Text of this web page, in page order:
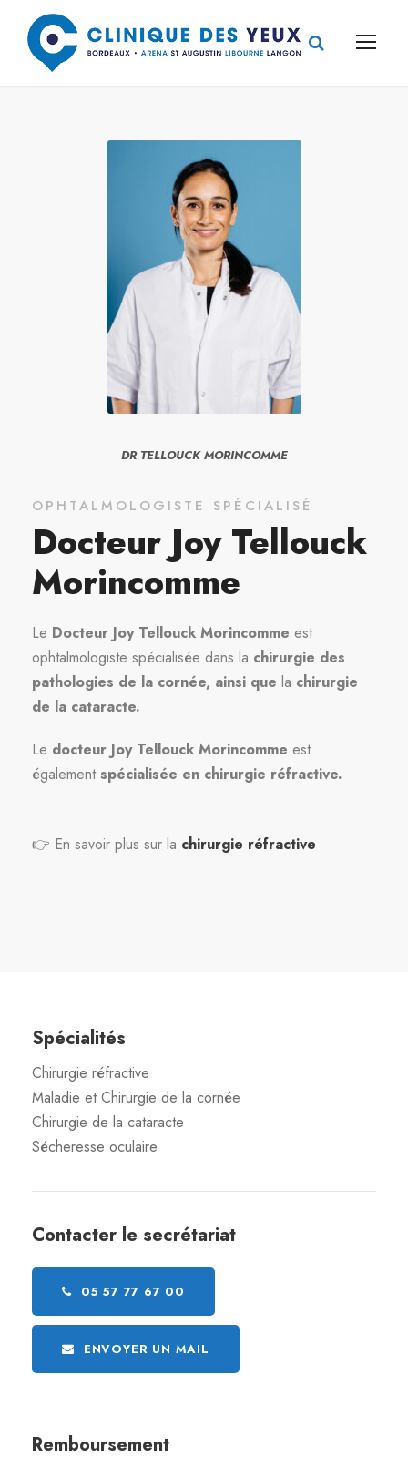
DR TELLOUCK MORINCOMME
OPHTALMOLOGISTE SPÉCIALISÉ
Docteur Joy Tellouck
Morincomme
Le Docteur Joy Tellouck Morincomme est
ophtalmologiste spécialisée dans la chirurgie des
pathologies de la cornée, ainsi que la chirurgie
de la cataracte.
Le docteur Joy Tellouck Morincomme est
égalementspécialisée en chirurgie réfractive.
👉 En savoir plus sur la chirurgie réfractive
Spécialités
Chirurgie réfractive
Maladie et Chirurgie de la cornée
Chirurgie de la cataracte
Sécheresse oculaire
Contacter le secrétariat
05 57 77 67 00
ENVOYER UN MAIL
Remboursement